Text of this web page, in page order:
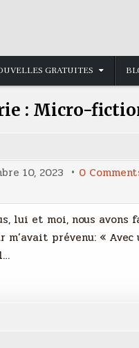
GRATUITES
: Micro-
10, 2023 0
lui et moi, nous avons
prévenu: «